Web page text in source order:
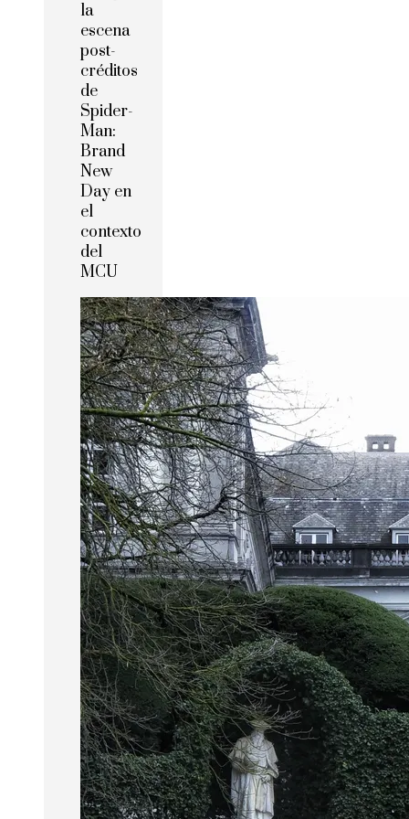
la
escena
post-
créditos
de
Spider-
Man:
Brand
New
Day en
el
contexto
del
MCU